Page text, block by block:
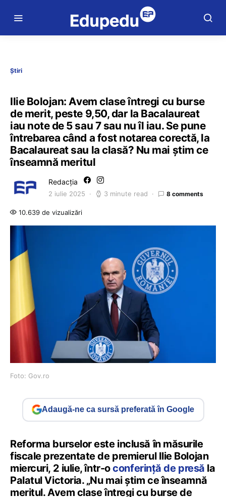
Știri
Ilie Bolojan: Avem clase întregi cu burse
de merit, peste 9,50, dar la Bacalaureat
iau note de 5 sau 7 sau nu îl iau. Se pune
întrebarea când a fost notarea corectă, la
Bacalaureat sau la clasă? Nu mai știm ce
înseamnă meritul
Redacția
2 iulie 2025 3 minute read 8 comments
10.639 de vizualizări
Foto: Gov.ro
Adaugă-ne ca sursă preferată în Google
Reforma burselor este inclusă în măsurile
fiscale prezentate de premierul Ilie Bolojan
miercuri, 2 iulie, într-oconferință de presă la
Palatul Victoria. „Nu mai știm ce înseamnă
meritul. Avem clase întregi cu burse de